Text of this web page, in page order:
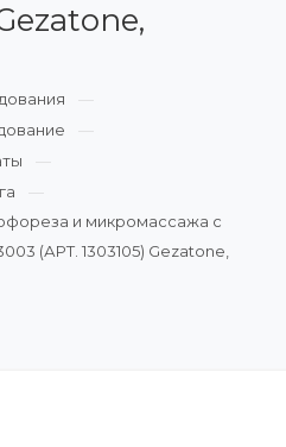
и микромассажа с
(АРТ. 1303105) Gezatone,